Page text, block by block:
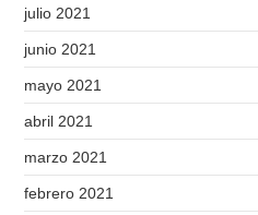
julio 2021
junio 2021
mayo 2021
abril 2021
marzo 2021
febrero 2021